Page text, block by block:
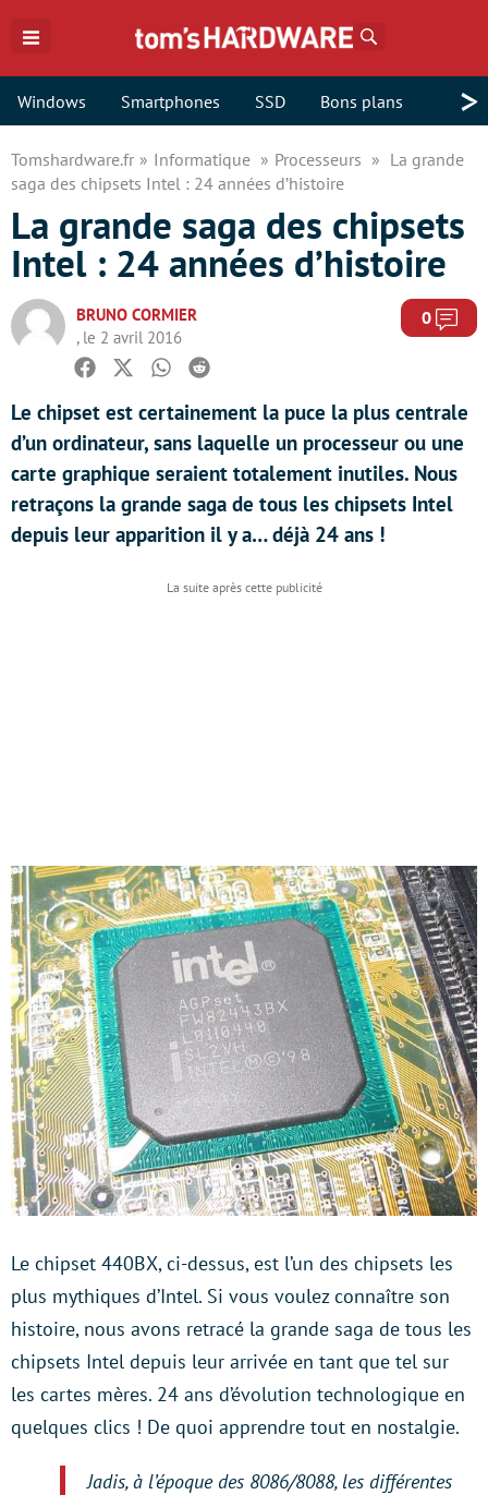
Windows Smartphones SSD Bons plans >
Tomshardware.fr Informatique Processeurs
La grande
saga des chipsets Intel : 24 années d’histoire
La grande saga des chipsets
Intel : 24 années d’histoire
BRUNO CORMIER
, le 2 avril 2016
0
Facebook
TwitterWhatsapp
Reddit
Le chipset est certainement la puce la plus centrale
d’un ordinateur, sans laquelle un processeur ou une
carte graphique seraient totalement inutiles. Nous
retraçons la grande saga de tous les chipsets Intel
depuis leur apparition il y a… déjà 24 ans !
Le chipset 440BX, ci-dessus, est l’un des chipsets les
plus mythiques d’Intel. Si vous voulez connaître son
histoire, nous avons retracé la grande saga de tous les
chipsets Intel depuis leur arrivée en tant que tel sur
les cartes mères. 24 ans d’évolution technologique en
quelques clics ! De quoi apprendre tout en nostalgie.
Jadis, à l’époque des 8086/8088, les différentes